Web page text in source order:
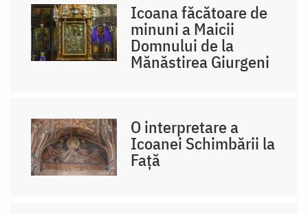
Icoana făcătoare de
minuni a Maicii
Domnului de la
Mănăstirea Giurgeni
O interpretare a
Icoanei Schimbării la
Față